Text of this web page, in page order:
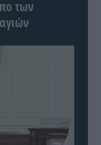
των